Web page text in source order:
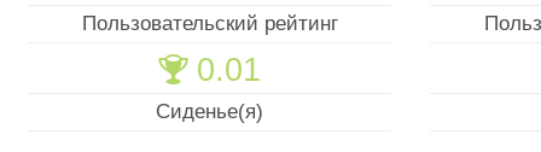
Пользовательский рейтинг
🏆 0.01
Сиденье(я)